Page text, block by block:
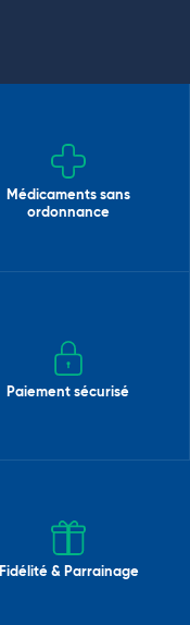
Médicaments sans
ordonnance
Paiement sécurisé
Fidélité & Parrainage